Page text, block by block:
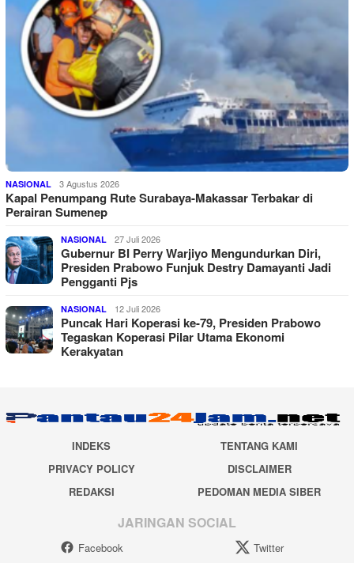
NASIONAL 3 Agustus 2026
Kapal Penumpang Rute Surabaya-Makassar Terbakar di
Perairan Sumenep
NASIONAL 27 Juli 2026
Gubernur BI Perry Warjiyo Mengundurkan Diri,
Presiden Prabowo Funjuk Destry Damayanti Jadi
Pengganti Pjs
NASIONAL 12 Juli 2026
Puncak Hari Koperasi ke-79, Presiden Prabowo
Tegaskan Koperasi Pilar Utama Ekonomi
Kerakyatan
INDEKS
TENTANG KAMI
PRIVACY POLICY
DISCLAIMER
REDAKSI
PEDOMAN MEDIA SIBER
JARINGAN SOCIAL
Facebook Twitter